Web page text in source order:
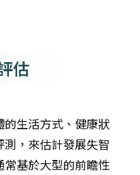
估
生活方式、健康狀
，來估計發展失智
基於大型的前瞻性